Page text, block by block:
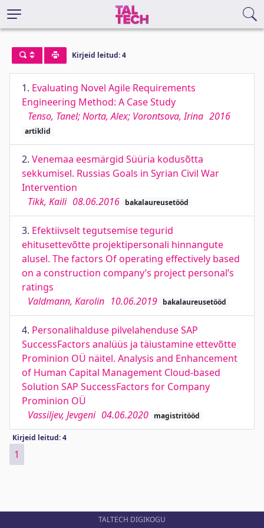
Kirjeid leitud: 4
1. Evaluating Novel Agile Requirements
Engineering Method: A Case Study
Tenso, Tanel; Norta, Alex; Vorontsova, Irina 2016
artiklid
2. Venemaa eesmärgid Süüria kodusõtta
sekkumisel. Russias Goals in Syrian Civil War
Intervention
Tikk, Kaili 08.06.2016 bakalaureusetööd
3. Efektiivselt tegutsemise tegurid
ehitusettevõtte projektipersonali hinnangute
alusel. The factors Of operating effectively based
on a construction company’s project personal’s
ratings
Valdmann, Karolin 10.06.2019 bakalaureusetööd
4. Personalihalduse pilvelahenduse SAP
SuccessFactors analüüs ja täiustamine ettevõtte
Prominion OÜ näitel. Analysis and Enhancement
of Human Capital Management Cloud-based
Solution SAP SuccessFactors for Company
Prominion OÜ
Vassiljev, Jevgeni 04.06.2020 magistritööd
Kirjeid leitud: 4
1
TALTECH DIGIKOGU